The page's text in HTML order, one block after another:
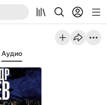
Аудио